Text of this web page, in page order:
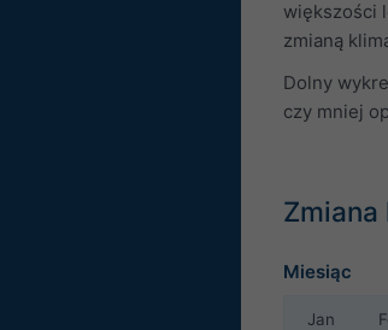
większości
zmianą
Dolny
czy mniej
Miesiąc
Jan